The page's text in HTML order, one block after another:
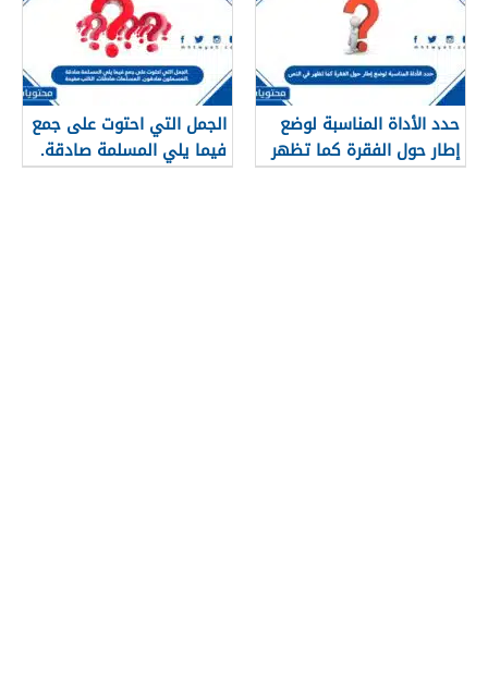
حدد الأداة المناسبة لوضع
إطار حول الفقرة كما تظهر
في النص
الجمل التي احتوت على جمع
فيما يلي المسلمة صادقة.
المسلمون صادقون.